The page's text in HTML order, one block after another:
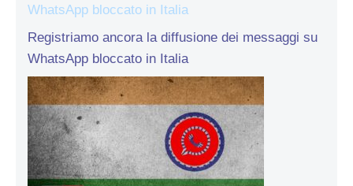
WhatsApp bloccato in Italia
Registriamo ancora la diffusione dei messaggi su
WhatsApp bloccato in Italia